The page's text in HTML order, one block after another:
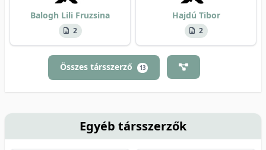
Balogh Lili Fruzsina
2
Hajdú Tibor
2
Összes társszerző 13
Egyéb társszerzők